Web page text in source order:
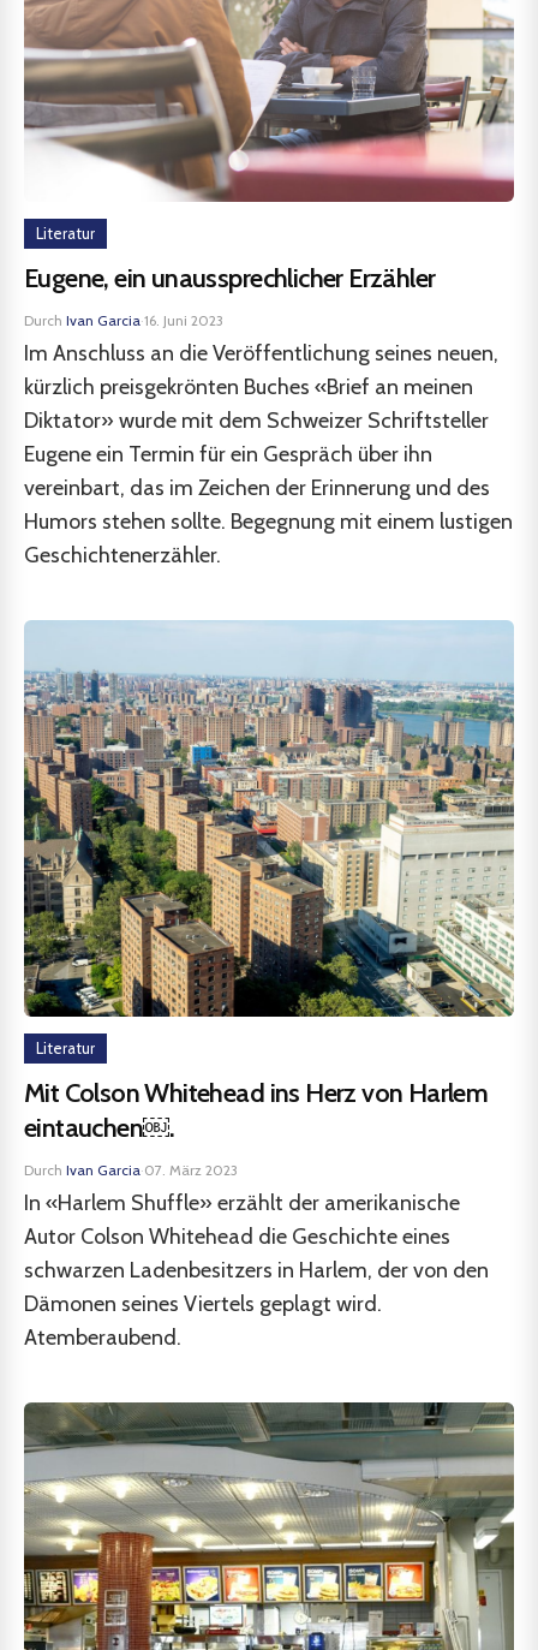
Literatur
Eugene, ein unaussprechlicher Erzähler
Durch Ivan Garcia·16. Juni 2023
Im Anschluss an die Veröffentlichung seines neuen,
kürzlich preisgekrönten Buches «Brief an meinen
Diktator» wurde mit dem Schweizer Schriftsteller
Eugene ein Termin für ein Gespräch über ihn
vereinbart, das im Zeichen der Erinnerung und des
Humors stehen sollte. Begegnung mit einem lustigen
Geschichtenerzähler.
Literatur
Mit Colson Whitehead ins Herz von Harlem
eintauchen￼.
Durch Ivan Garcia·07. März 2023
In «Harlem Shuffle» erzählt der amerikanische
Autor Colson Whitehead die Geschichte eines
schwarzen Ladenbesitzers in Harlem, der von den
Dämonen seines Viertels geplagt wird.
Atemberaubend.